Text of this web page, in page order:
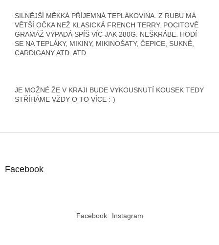
SILNĚJŠÍ MĚKKÁ PŘÍJEMNÁ TEPLÁKOVINA. Z RUBU MÁ
VĚTŠÍ OČKA NEŽ KLASICKÁ FRENCH TERRY. POCITOVĚ
GRAMÁŽ VYPADÁ SPÍŠ VÍC JAK 280G. NEŠKRÁBE. HODÍ
SE NA TEPLÁKY, MIKINY, MIKINOŠATY, ČEPICE, SUKNĚ,
CARDIGANY ATD. ATD.
JE MOŽNÉ ŽE V KRAJI BUDE VYKOUSNUTÍ KOUSEK TEDY
STŘÍHÁME VŽDY O TO VÍCE :-)
Facebook
Facebook Instagram